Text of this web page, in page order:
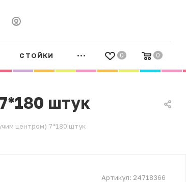
0 0
СТОЙКИ
штук
центром) 7*180 штук
Артикул: 24718366